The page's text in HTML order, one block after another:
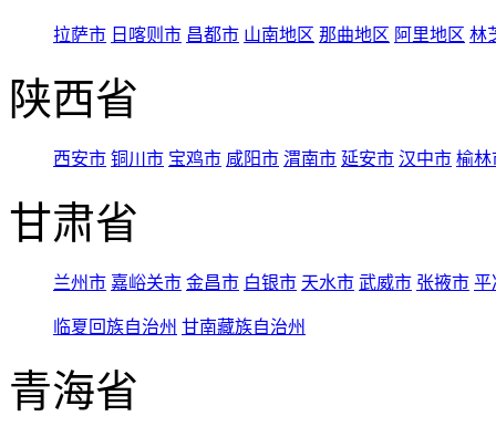
拉萨市 日喀则市 昌都市 山南地区 那曲地区 阿里地区 林
陕西省
西安市 铜川市 宝鸡市 咸阳市 渭南市 延安市 汉中市 榆林
甘肃省
兰州市 嘉峪关市 金昌市 白银市 天水市 武威市 张掖市 平
临夏回族自治州 甘南藏族自治州
青海省